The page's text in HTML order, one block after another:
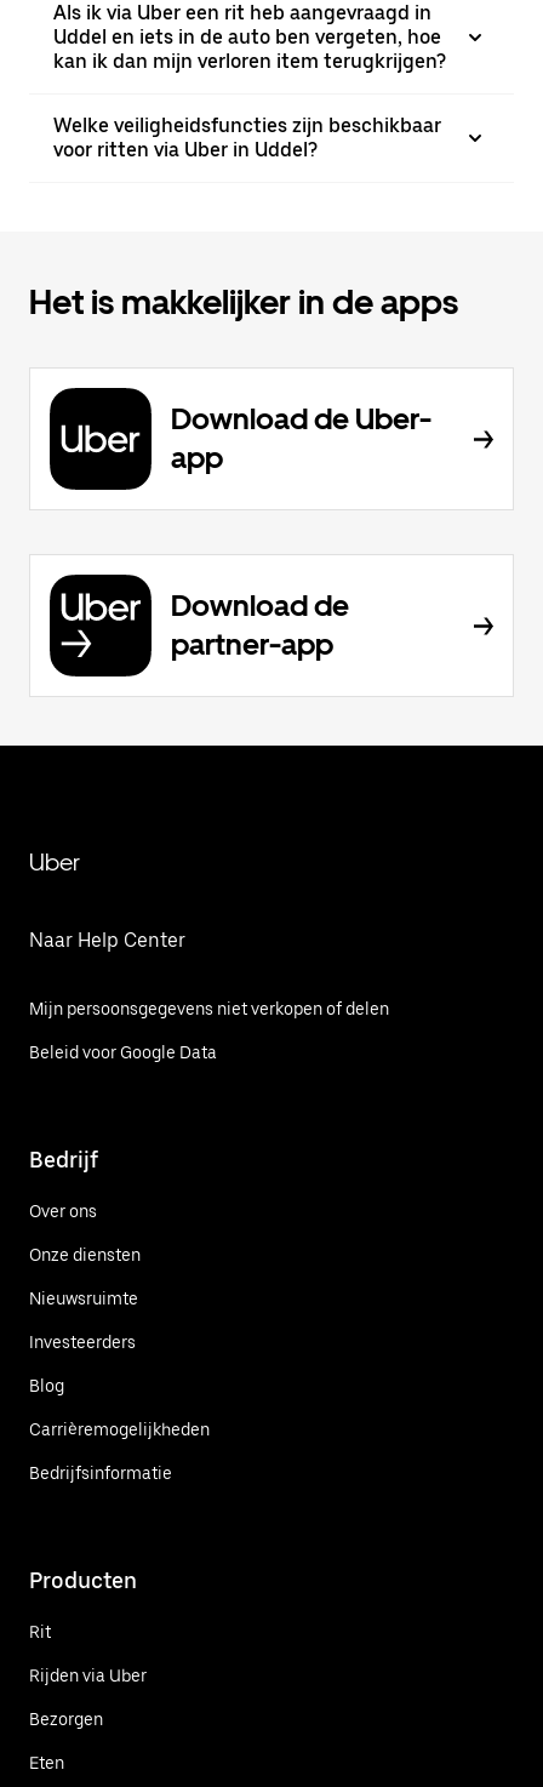
Als ik via Uber een rit heb aangevraagd in
Uddel en iets in de auto ben vergeten, hoe
kan ik dan mijn verloren item terugkrijgen?
Welke veiligheidsfuncties zijn beschikbaar
voor ritten via Uber in Uddel?
Het is makkelijker in de apps
Download de Uber-
app
Download de
partner-app
Uber
Naar Help Center
Mijn persoonsgegevens niet verkopen of delen
Beleid voor Google Data
Bedrijf
Over ons
Onze diensten
Nieuwsruimte
Investeerders
Blog
Carrièremogelijkheden
Bedrijfsinformatie
Producten
Rit
Rijden via Uber
Bezorgen
Eten